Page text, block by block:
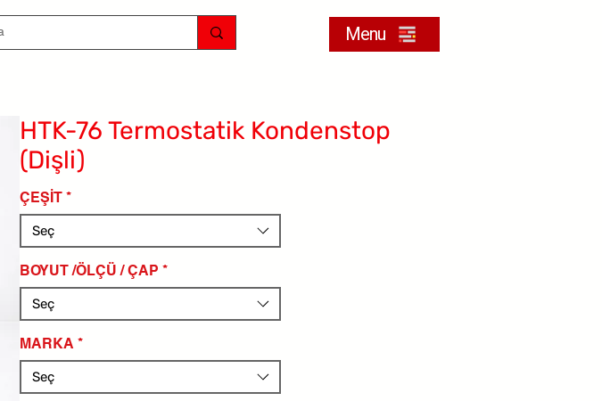
Menu
HTK-76 Termostatik Kondenstop
(Dişli)
ÇEŞİT *
Seç
BOYUT /ÖLÇÜ / ÇAP *
Seç
MARKA *
Seç